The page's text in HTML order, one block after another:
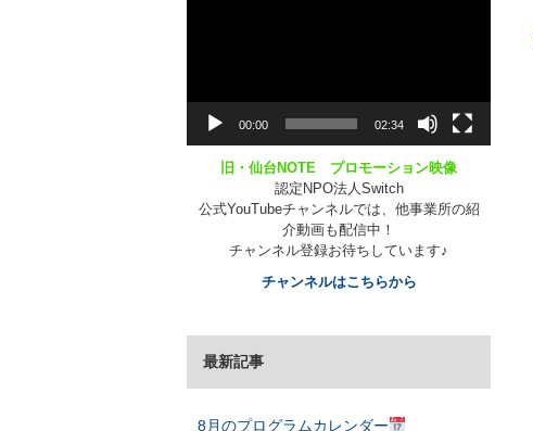
ー
00:00 02:34
旧・仙台NOTE プロモーション映像
認定NPO法人Switch
公式YouTubeチャンネルでは、他事業所の紹
介動画も配信中！
チャンネル登録お待ちしています♪
チャンネルはこちらから
最新記事
8月のプログラムカレンダー